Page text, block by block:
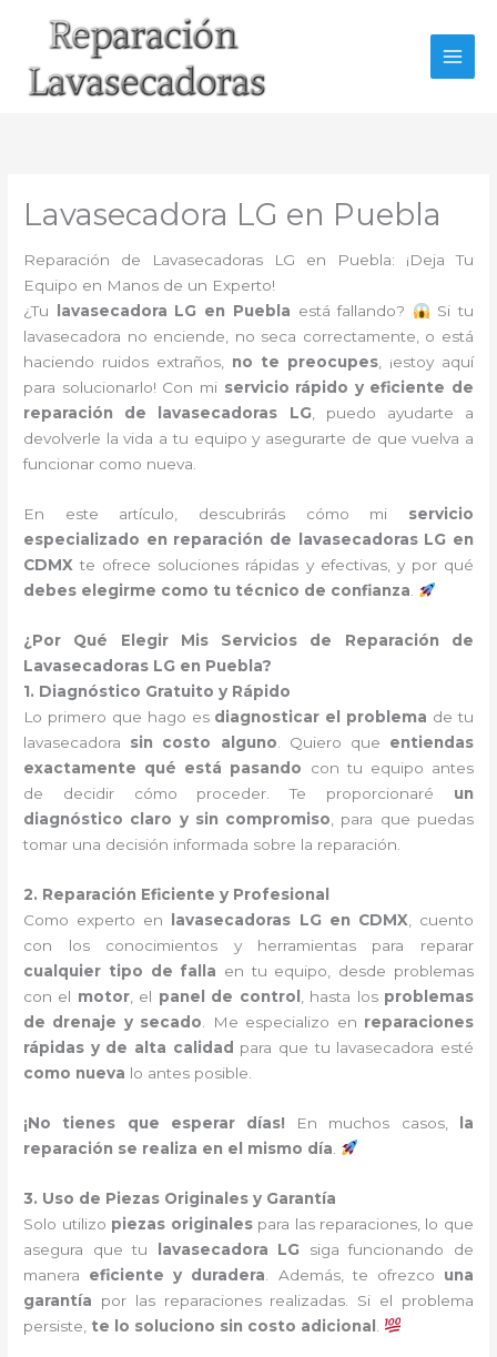
Lavasecadora LG en Puebla
Reparación de Lavasecadoras LG en Puebla: ¡Deja Tu
Equipo en Manos de un Experto!
¿Tu
lavasecadora LG en Puebla está fallando?
Si tu
lavasecadora no enciende, no seca correctamente, o está
haciendo ruidos extraños, no te preocupes, ¡estoy aquí
para solucionarlo! Con mi servicio rápido y eficiente de
reparación de lavasecadoras LG, puedo ayudarte a
devolverle la vida a tu equipo y asegurarte de que vuelva a
funcionar como nueva.
En este artículo, descubrirás cómo mi servicio
especializado en reparación de lavasecadoras LG en
CDMX te ofrece soluciones rápidas y efectivas, y por qué
debes elegirme como tu técnico de confianza
¿Por Qué Elegir Mis Servicios de Reparación de
Lavasecadoras LG en Puebla?
1. Diagnóstico Gratuito y Rápido
Lo primero que hago es diagnosticar el problema de tu
lavasecadora sin costo alguno . Quiero que entiendas
exactamente qué está pasando con tu equipo antes
de decidir cómo proceder. Te proporcionaré un
diagnóstico claro y sin compromiso , para que puedas
tomar una decisión informada sobre la reparación.
2. Reparación Eficiente y Profesional
Como experto en
lavasecadoras LG en CDMX , cuento
con los conocimientos y herramientas para reparar
cualquier tipo de falla en tu equipo, desde problemas
con el motor, el panel de control , hasta los problemas
de drenaje y secado . Me especializo en reparaciones
rápidas y de alta calidad para que tu lavasecadora esté
como nueva lo antes posible.
¡No tienes que esperar días! En muchos casos,
la
reparación se realiza en el mismo día
3. Uso de Piezas Originales y Garantía
Solo utilizo piezas originalespara las reparaciones, lo que
asegura que tu
lavasecadora LG siga funcionando de
manera eficiente y duradera . Además, te ofrezco una
garantía por las reparaciones realizadas. Si el problema
persiste, te lo soluciono sin costo adicional